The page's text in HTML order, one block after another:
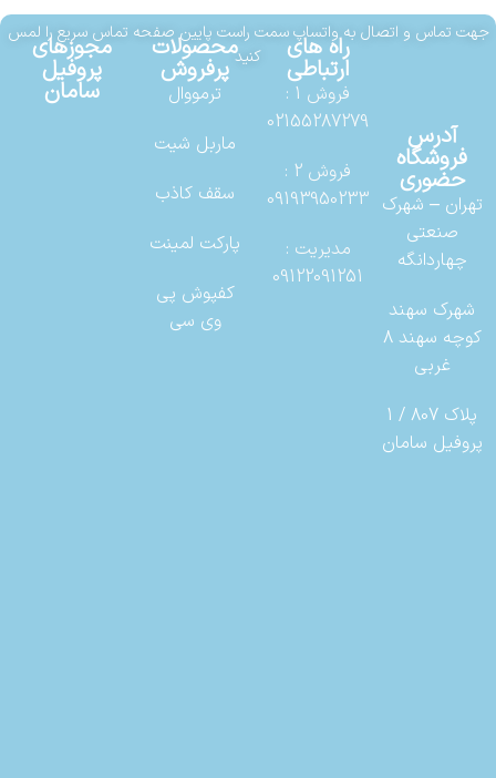
جهت تماس و اتصال به واتساپ سمت راست پایین صفحه تماس سریع را لمس
کنید
آدرس
فروشگاه
حضوری
تهران – شهرک
صنعتی
چهاردانگه
شهرک سهند
کوچه سهند 8
غربی
پلاک 807 / 1
پروفیل سامان
راه های
ارتباطی
فروش 1 :
02155287279
فروش 2 :
09193950233
مدیریت :
09122091251
محصولات
پرفروش
ترمووال
ماربل شیت
سقف کاذب
پارکت لمینت
کفپوش پی
وی سی
مجوزهای
پروفیل
سامان